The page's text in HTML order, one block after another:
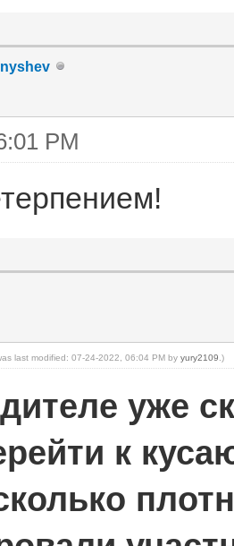
PM
last modified: 07-24-2022, 06:04 PM by yury2109 .)
уже
к